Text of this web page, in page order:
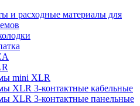
и расходные материалы для
mini XLR
XLR 3-контактные кабельные
XLR 3-контактные панельные